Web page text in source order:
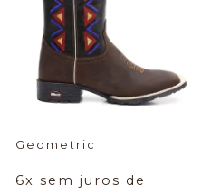
Geometric
6x sem juros de